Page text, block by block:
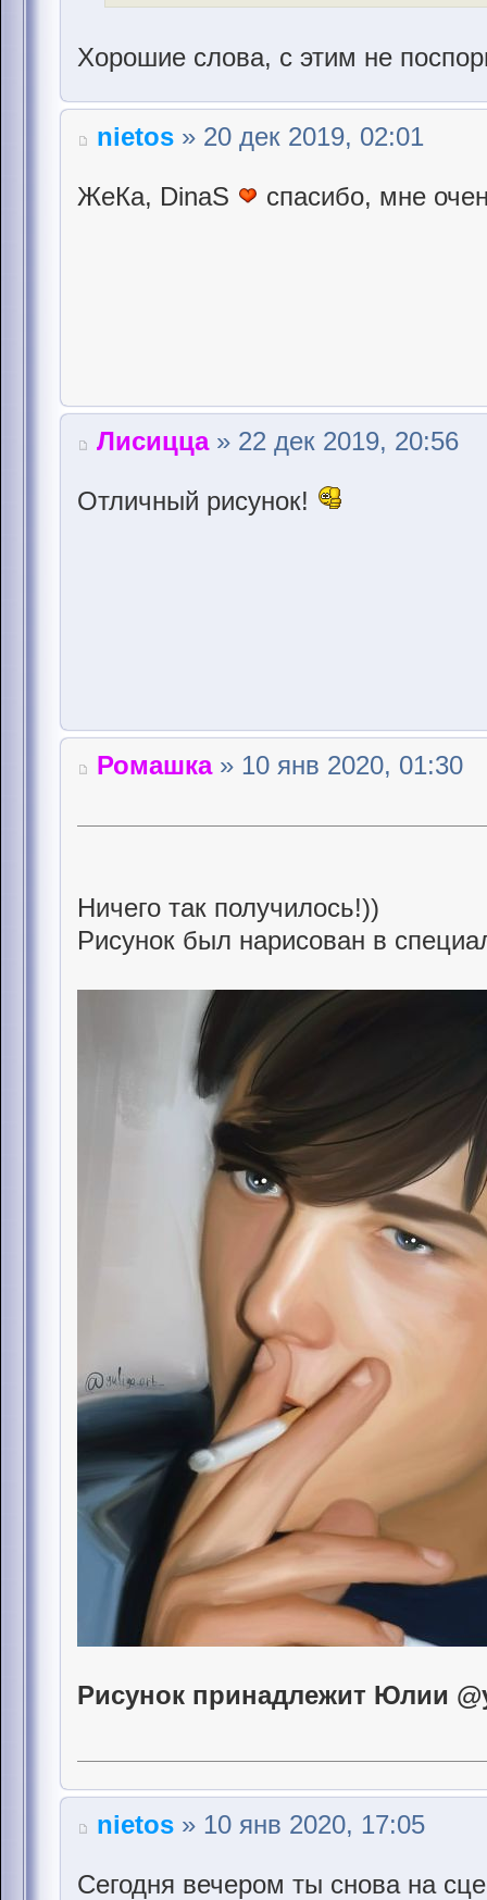
Хорошие слова, с этим не
nietos » 20 дек 2019, 02:01
ЖеКа, DinaS cпасибо, мне
Лисицца» 22 дек 2019, 20:56
Отличный рисyнок!
Ромашка» 10 янв 2020, 01:30
Ничего так получилось!))
Рисунок был нарисован в
Рисунок принадлежит Юлии
nietos » 10 янв 2020, 17:05
Сегодня вечером ты снова на